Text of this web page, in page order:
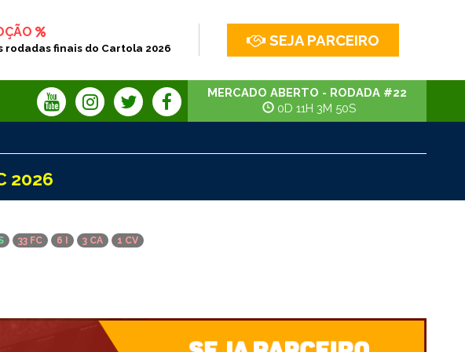
rodadas finais do Cartola 2026 SEJA PARCEIRO
MERCADO ABERTO - RODADA #22
0D 11H 3M 49S
2026
33 FC 6 I 3 CA 1 CV